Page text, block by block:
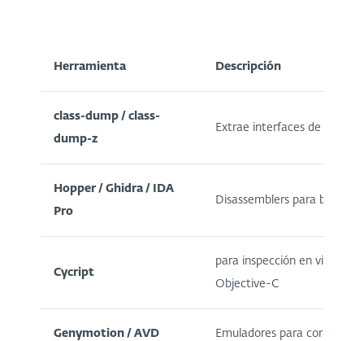
Herramienta Descripción
class-dump / class-
dump-z
Extrae interfaces de
Hopper / Ghidra / IDA
Pro
Disassemblers para
Cycript
para inspección en vivo y
Objective-C
Genymotion / AVD Emuladores para correr y